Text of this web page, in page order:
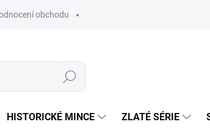
obchodu
Hledat
HISTORICKÉ MINCE ZLATÉ SÉRIE